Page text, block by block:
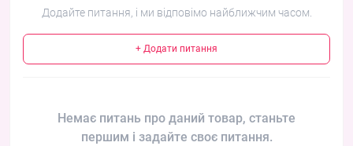
Додайте питання, і ми відповімо найближчим часом.
+ Додати питання
Немає питань про даний товар, станьте
першим і задайте своє питання.